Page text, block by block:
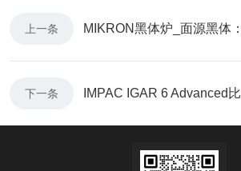
上一条
下一条